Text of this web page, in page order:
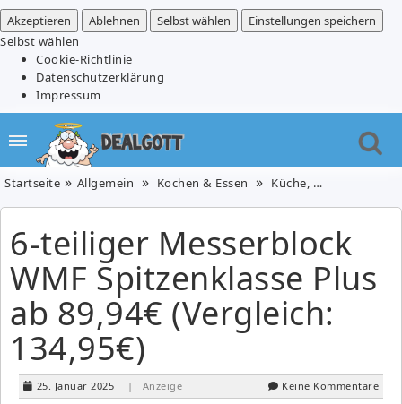
Akzeptieren
Ablehnen Selbst wählen
Einstellungen speichern
Selbst wählen
Cookie-Richtlinie
Datenschutzerklärung
Impressum
Startseite Allgemein Kochen & Essen Küche, Haus & Garten
6-teiliger Messerblock
WMF Spitzenklasse Plus
ab 89,94€ (Vergleich:
134,95€)
25. Januar 2025 | Anzeige Keine Kommentare